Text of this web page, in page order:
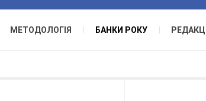
МЕТОДОЛОГІЯ БАНКИ РОКУ